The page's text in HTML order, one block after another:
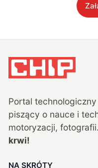
Portal
piszący o nauce i
motoryzacji, fotografii.
krwi!
NA SKRÓTY